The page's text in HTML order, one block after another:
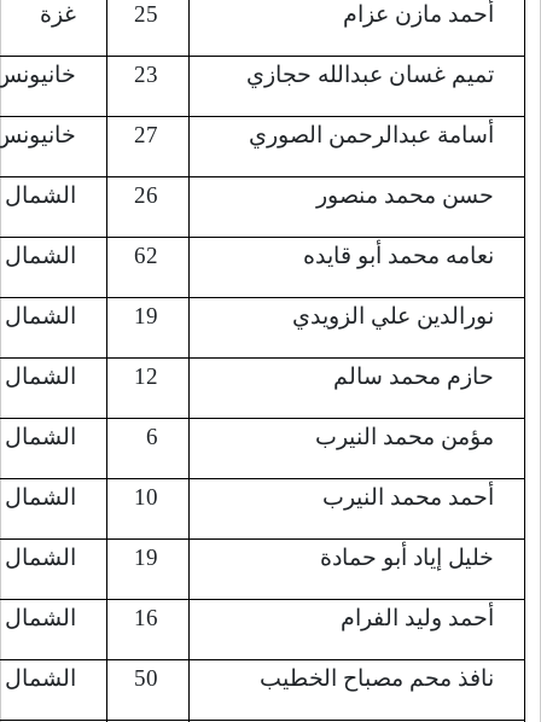
25 غزة 8/5/2022
23 خانيونس 8/6/2022
27 خانيونس 8/6/2022
26 الشمال (جباليا) 8/6/2022
62 الشمال (جباليا) 8/6/2022
19 الشمال (جباليا) 8/6/2022
12 الشمال (جباليا) 8/6/2022
6 الشمال (جباليا) 8/6/2022
10 الشمال (جباليا) 8/6/2022
19 الشمال (جباليا) 8/6/2022
16 الشمال (جباليا) 8/6/2022
50 الشمال (جباليا) 8/6/2022